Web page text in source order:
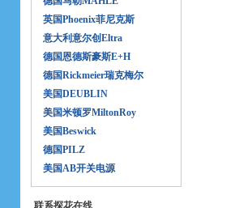
英国Phoenix菲尼克斯
意大利意尔创Eltra
德国恩德斯豪斯E+H
德国Rickmeier瑞克梅尔
美国DEUBLIN
美国米顿罗MiltonRoy
美国Beswick
德国PILZ
美国AB开关电源
联系探花在线